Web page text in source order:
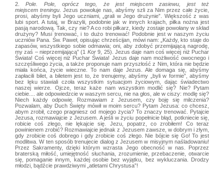
2.Pole. Pole, oprócz tego, że jest miejscem zasiewu, jest też
miejscem treningu . Jezus powołuje nas, abyśmy szli za Nim przez całe życie,
prosi, abyśmy byli Jego uczniami, „grali w Jego drużynie”. Większość z was
lubi sport. A tutaj, w Brazylii, podobnie jak w innych krajach, piłka nożna jest
pasją narodową. Tak, czy nie? A co robi piłkarz, kiedy zostaje powołany w skład
drużyny? Musi trenować, i to dużo trenować! Podobnie jest w naszym życiu
uczniów Pana. Św. Paweł, opisując chrześcijan, mówi nam: „Każdy, kto staje do
zapasów, wszystkiego sobie odmawia; oni, aby zdobyć przemijającą nagrodę,
my zaś – nieprzemijającą” (1 Kor9, 25). Jezus daje nam coś więcej niż Puchar
Świata! Coś więcej niż Puchar Świata! Jezus daje nam możliwość owocnego i
szczęśliwego życia, a także proponuje nam przyszłość z Nim, która nie będzie
miała końca, życie wieczne. To nam daje Jezus. Ale domaga się, abyśmy
zapłacili bilet, a biletem jest to, że trenujemy, abyśmy „byli w formie”, abyśmy
bez lęku stawiali czoła wszystkim sytuacjom życiowym, dając świadectwo
naszej wierze. Ojcze, teraz każe nam wszystkim modlić się? Nie? Pytam
ciebie.... ale odpowiedzcie w waszym sercu, nie na głos, ale w ciszy: modlę się?
Niech każdy odpowie. Rozmawiam z Jezusem, czy boję się milczenia?
Pozwalam, aby Duch Święty mówił w moim sercu? Pytam Jezusa: co chcesz,
abym zrobił, czego pragniesz od mojego życia? To znaczy trenować. Pytajcie
Jezusa, rozmawiajcie z Jezusem. A jeśli w życiu popełnicie błąd, potkniecie się,
robicie coś złego, nie lękajcie się. Jezu, popatrz, co zrobiłem! Co teraz
powinienem zrobić? Rozmawiajcie jednak z Jezusem zawsze, w dobrym i złym,
gdy zrobicie coś dobrego i gdy zrobicie coś złego. Nie bójcie się Go! To jest
modlitwa. W ten sposób trenujecie dialog z Jezusem w misyjnym naśladowaniu!
Przez Sakramenty, dzięki którym wzrasta Jego obecność w nas. Poprzez
braterską miłość, umiejętność słuchania, zrozumienie, przebaczenie, otwarcie
się, pomaganie innym, każdej osobie bez wyjątku, bez wykluczania. Drodzy
młodzi, bądźcie prawdziwymi „atletami Chrystusa”!